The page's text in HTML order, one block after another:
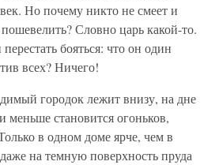
Но почему никто не смеет и
Словно царь какой-то.
бояться: что он один
всех? Ничего!
городок лежит внизу, на дне
становится огоньков,
в одном доме ярче, чем в
на темную поверхность пруда